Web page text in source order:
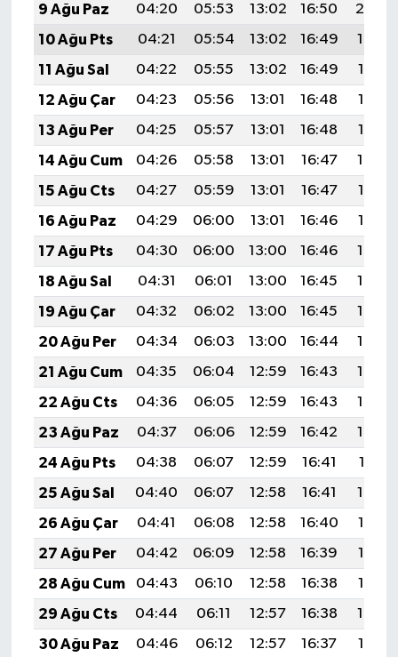
9 Ağu Paz
04:20 05:53 13:02 16:50
20:00
10 Ağu Pts
04:21 05:54 13:02 16:49
19:59
11 Ağu Sal
04:22 05:55 13:02 16:49
19:58
12 Ağu Çar
04:23 05:56 13:01 16:48
19:57
13 Ağu Per
04:25 05:57 13:01 16:48
19:55
14 Ağu Cum
04:26 05:58 13:01 16:47
19:54
15 Ağu Cts
04:27 05:59 13:01 16:47
19:53
16 Ağu Paz
04:29 06:00 13:01 16:46
19:52
17 Ağu Pts
04:30 06:00 13:00 16:46
19:50
18 Ağu Sal
04:31 06:01 13:00 16:45
19:49
19 Ağu Çar
04:32 06:02 13:00 16:45
19:48
20 Ağu Per
04:34 06:03 13:00 16:44
19:46
21 Ağu Cum
04:35 06:04 12:59 16:43
19:45
22 Ağu Cts
04:36 06:05 12:59 16:43
19:44
23 Ağu Paz
04:37 06:06 12:59 16:42
19:42
24 Ağu Pts
04:38 06:07 12:59 16:41
19:41
25 Ağu Sal
04:40 06:07 12:58 16:41
19:39
26 Ağu Çar
04:41 06:08 12:58 16:40
19:38
27 Ağu Per
04:42 06:09 12:58 16:39
19:37
28 Ağu Cum
04:43 06:10 12:58 16:38
19:35
29 Ağu Cts
04:44 06:11 12:57 16:38
19:34
30 Ağu Paz
04:46 06:12 12:57 16:37
19:32